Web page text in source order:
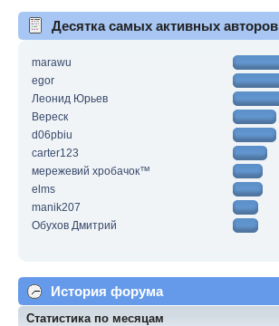
Десятка самых активных авторов
marawu
egor
Леонид Юрьев
Вереск
d06pbiu
carter123
мережевий хробачок™
elms
manik207
Обухов Дмитрий
История форума
Статистика по месяцам